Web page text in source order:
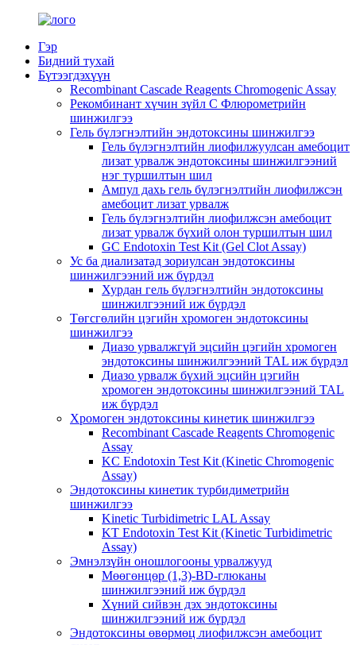
Гэр
Бидний тухай
Бүтээгдэхүүн
Recombinant Cascade Reagents Chromogenic Assay
Рекомбинант хүчин зүйл C Флюрометрийн
шинжилгээ
Гель бүлэгнэлтийн эндотоксины шинжилгээ
Гель бүлэгнэлтийн лиофилжуулсан амебоцит
лизат урвалж эндотоксины шинжилгээний
нэг туршилтын шил
Ампул дахь гель бүлэгнэлтийн лиофилжсэн
амебоцит лизат урвалж
Гель бүлэгнэлтийн лиофилжсэн амебоцит
лизат урвалж бүхий олон туршилтын шил
GC Endotoxin Test Kit (Gel Clot Assay)
Ус ба диализатад зориулсан эндотоксины
шинжилгээний иж бүрдэл
Хурдан гель бүлэгнэлтийн эндотоксины
шинжилгээний иж бүрдэл
Төгсгөлийн цэгийн хромоген эндотоксины
шинжилгээ
Диазо урвалжгүй эцсийн цэгийн хромоген
эндотоксины шинжилгээний TAL иж бүрдэл
Диазо урвалж бүхий эцсийн цэгийн
хромоген эндотоксины шинжилгээний TAL
иж бүрдэл
Хромоген эндотоксины кинетик шинжилгээ
Recombinant Cascade Reagents Chromogenic
Assay
KC Endotoxin Test Kit (Kinetic Chromogenic
Assay)
Эндотоксины кинетик турбидиметрийн
шинжилгээ
Kinetic Turbidimetric LAL Assay
KT Endotoxin Test Kit (Kinetic Turbidimetric
Assay)
Эмнэлзүйн оношлогооны урвалжууд
Мөөгөнцөр (1,3)-BD-глюканы
шинжилгээний иж бүрдэл
Хүний сийвэн дэх эндотоксины
шинжилгээний иж бүрдэл
Эндотоксины өвөрмөц лиофилжсэн амебоцит